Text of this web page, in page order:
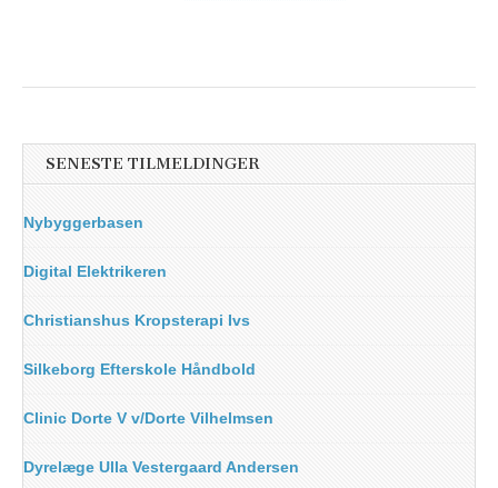
SENESTE TILMELDINGER
Nybyggerbasen
Digital Elektrikeren
Christianshus Kropsterapi Ivs
Silkeborg Efterskole Håndbold
Clinic Dorte V v/Dorte Vilhelmsen
Dyrelæge Ulla Vestergaard Andersen